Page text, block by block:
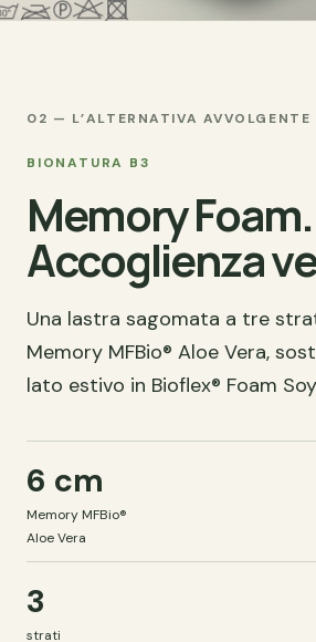
02 — L’ALTERNATIVA AVVOLGENTE
BIONATURA B3
Memory Foam.
Accoglienza
Una lastra sagomata a tre
Memory MFBio® Aloe Vera,
lato estivo in Bioflex® Foam
6 cm
Memory MFBio®
Aloe Vera
3
strati